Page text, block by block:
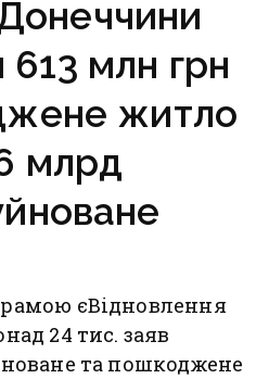
млн грн
житло
млрд
єВідновлення
24 тис. заяв
та пошкоджене